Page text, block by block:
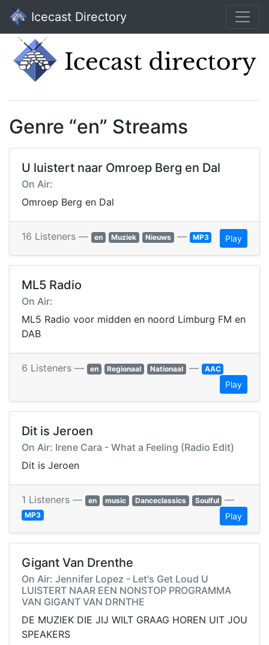
Icecast Directory
Genre “en” Streams
U luistert naar Omroep Berg en Dal
On Air:
Omroep Berg en Dal
16 Listeners — en Muziek Nieuws — MP3 Play
ML5 Radio
On Air:
ML5 Radio voor midden en noord Limburg FM en
DAB
6 Listeners — en Regionaal Nationaal — AAC
Play
Dit is Jeroen
On Air: Irene Cara - What a Feeling (Radio Edit)
Dit is Jeroen
1 Listeners — en music Danceclassics Soulful —
MP3 Play
Gigant Van Drenthe
On Air: Jennifer Lopez - Let's Get Loud U
LUISTERT NAAR EEN NONSTOP PROGRAMMA
VAN GIGANT VAN DRNTHE
DE MUZIEK DIE JIJ WILT GRAAG HOREN UIT JOU
SPEAKERS